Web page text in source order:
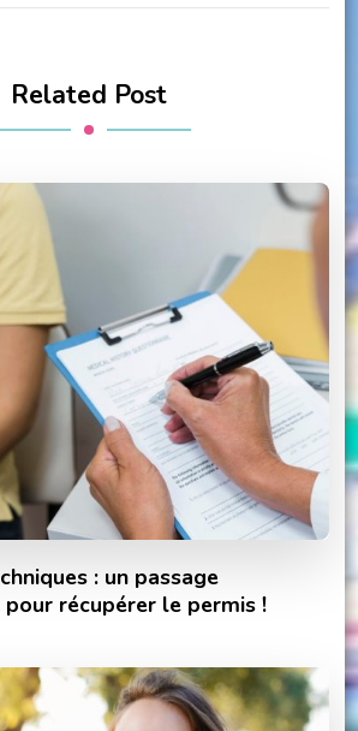
Related Post
: un passage
récupérer le permis !